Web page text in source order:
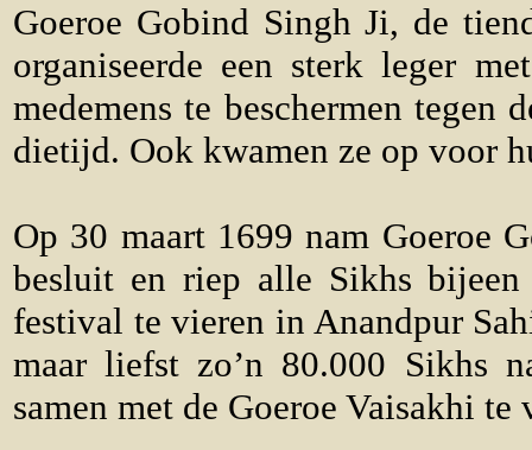
Goeroe Gobind Singh Ji, de
organiseerde een sterk leger
medemens te beschermen tegen
dietijd. Ook kwamen ze op voor
Op 30 maart 1699 nam Goeroe
besluit en riep alle Sikhs bijeen
festival te vieren in Anandpur
maar liefst zo’n 80.000 Sikhs
samen met de Goeroe Vaisakhi te